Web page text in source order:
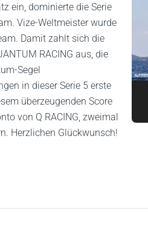
ein, dominierte die Serie
Vize-Weltmeister wurde
Damit zahlt sich die
RACING aus, die
Segel
in dieser Serie 5 erste
überzeugenden Score
von Q RACING, zweimal
Herzlichen Glückwunsch!